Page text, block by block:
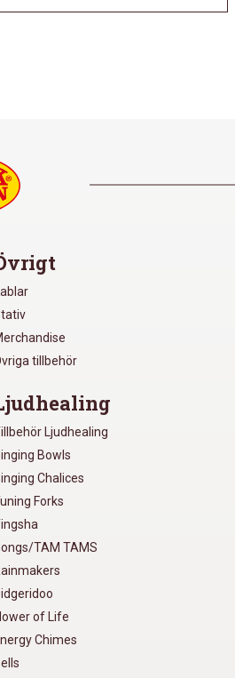
tillbehör
Ljudhealing
Bowls
Chalices
Forks
TAM TAMS
of Life
Chimes